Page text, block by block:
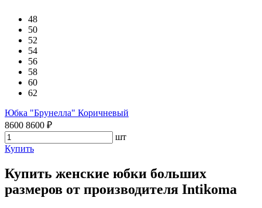
48
50
52
54
56
58
60
62
Юбка "Брунелла" Коричневый
8600 8600 ₽
шт
Купить
Купить женские юбки больших
размеров от производителя Intikoma